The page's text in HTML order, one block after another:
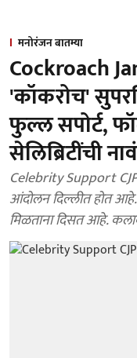
मनोरंजन बातम्या
Cockroach
'कॉकरोच'
फुल्ल सपोर्ट,
सेलिब्रिटींची नावं
Celebrity Support
आंदोलन दिल्लीत होत आहे.